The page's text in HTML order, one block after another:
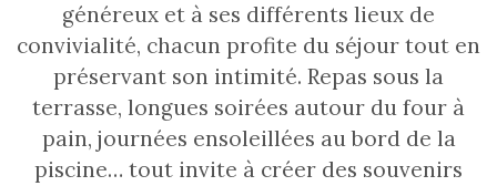
généreux et à ses différents lieux de
convivialité, chacun profite du séjour tout en
préservant son intimité. Repas sous la
terrasse, longues soirées autour du four à
pain, journées ensoleillées au bord de la
piscine… tout invite à créer des souvenirs